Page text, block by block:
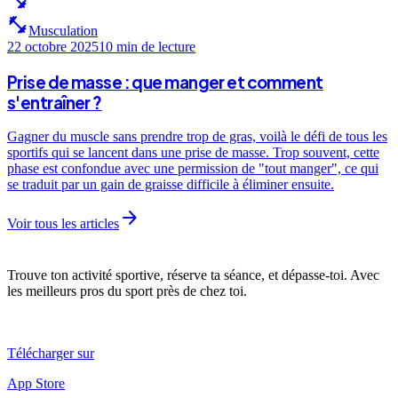
fitness_centerMusculation
22 octobre 202510 min de lecture
Prise de masse : que manger et comment
s'entraîner ?
Gagner du muscle sans prendre trop de gras, voilà le défi de tous les
sportifs qui se lancent dans une prise de masse. Trop souvent, cette
phase est confondue avec une permission de "tout manger", ce qui
se traduit par un gain de graisse difficile à éliminer ensuite.
Voir tous les articles arrow_forward
Trouve ton activité sportive, réserve ta séance, et dépasse-toi. Avec
les meilleurs pros du sport près de chez toi.
Télécharger sur
App Store